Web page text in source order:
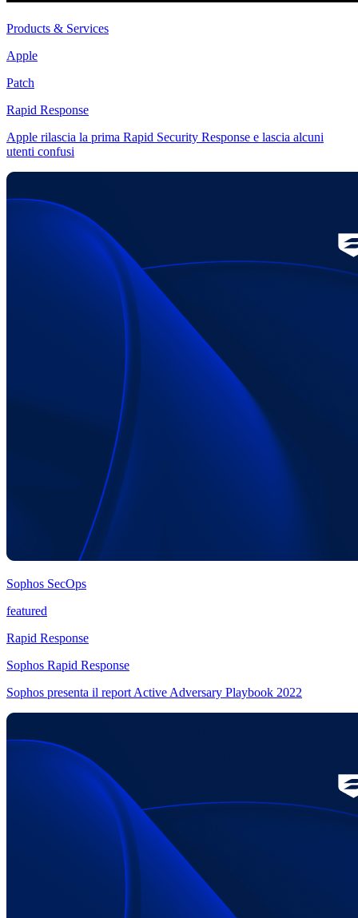
Products & Services
Apple
Patch
Rapid Response
Apple rilascia la prima Rapid Security Response e lascia alcuni
utenti confusi
Sophos SecOps
featured
Rapid Response
Sophos Rapid Response
Sophos presenta il report Active Adversary Playbook 2022